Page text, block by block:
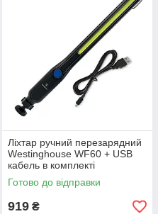
Ліхтар ручний перезарядний
Westinghouse WF60 + USB
кабель в комплекті
Готово до відправки
919 ₴